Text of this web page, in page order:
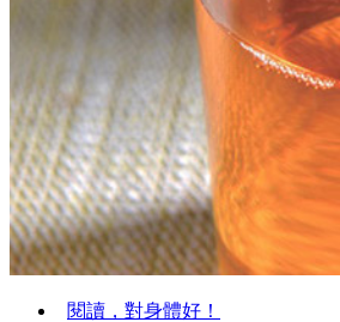
閱讀，對身體好！